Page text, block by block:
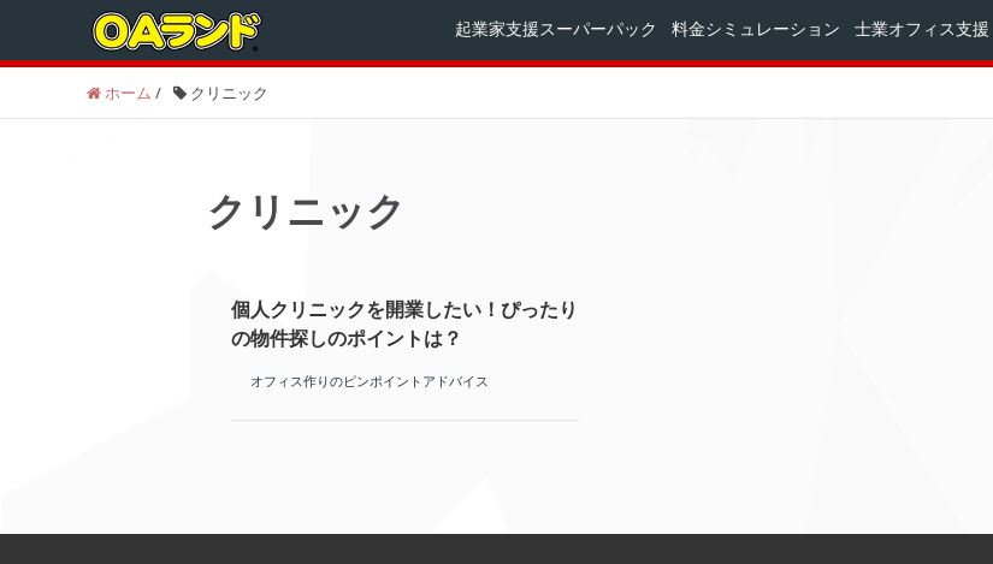
起業家支援スーパーパック 料金シミュレーション 士業オフィス支援
ホーム / クリニック
クリニック
個人クリニックを開業したい！ぴったり
の物件探しのポイントは？
オフィス作りのピンポイントアドバイス